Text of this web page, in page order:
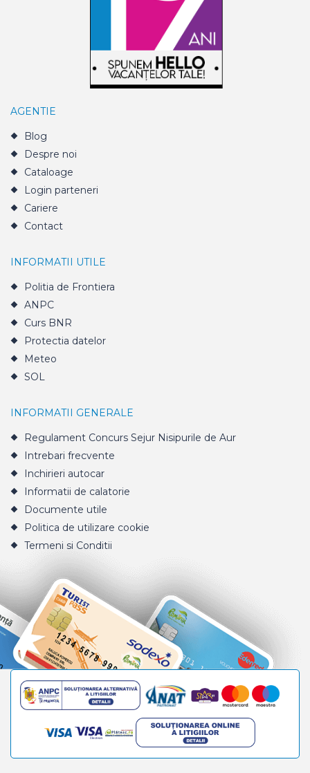
AGENTIE
Blog
Despre noi
Cataloage
Login parteneri
Cariere
Contact
INFORMATII UTILE
Politia de Frontiera
ANPC
Curs BNR
Protectia datelor
Meteo
SOL
INFORMATII GENERALE
Regulament Concurs Sejur Nisipurile de Aur
Intrebari frecvente
Inchirieri autocar
Informatii de calatorie
Documente utile
Politica de utilizare cookie
Termeni si Conditii